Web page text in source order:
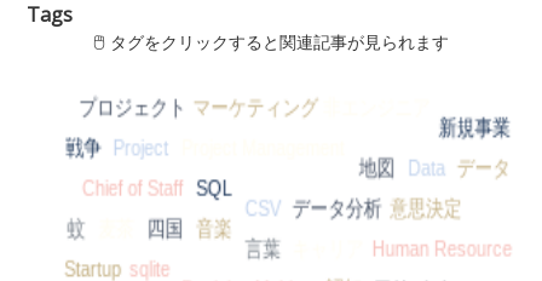
Tags
🖱 タグをクリックすると関連記事が見られます